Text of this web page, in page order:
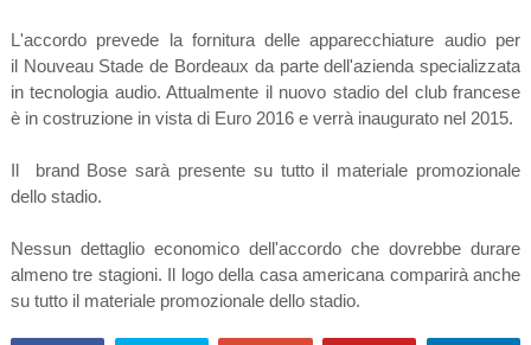
L'accordo prevede la fornitura delle apparecchiature audio per
ilNouveau Stade de Bordeaux da parte dell'azienda specializzata
in tecnologia audio. Attualmente il nuovo stadio del club francese
è in costruzione in vista di Euro 2016 e verrà inaugurato nel 2015.
Il brand Bose sarà presente su tutto il materiale promozionale
dello stadio.
Nessun dettaglio economico dell'accordo che dovrebbe durare
almeno tre stagioni. Il logo della casa americana comparirà anche
su tutto il materiale promozionale dello stadio.